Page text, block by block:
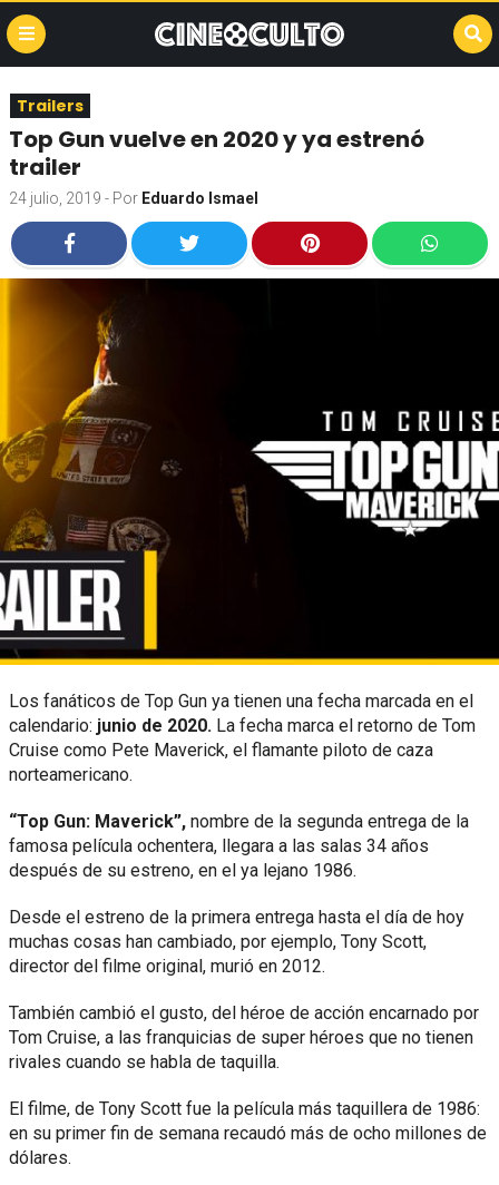
Trailers
Top Gun vuelve en 2020 y ya estrenó
trailer
24 julio, 2019 - Por Eduardo Ismael
Los fanáticos de Top Gun ya tienen una fecha marcada en el
calendario: junio de 2020. La fecha marca el retorno de Tom
Cruise como Pete Maverick, el flamante piloto de caza
norteamericano.
“Top Gun: Maverick”, nombre de la segunda entrega de la
famosa película ochentera, llegara a las salas 34 años
después de su estreno, en el ya lejano 1986.
Desde el estreno de la primera entrega hasta el día de hoy
muchas cosas han cambiado, por ejemplo, Tony Scott,
director del filme original, murió en 2012.
También cambió el gusto, del héroe de acción encarnado por
Tom Cruise, a las franquicias de super héroes que no tienen
rivales cuando se habla de taquilla.
El filme, de Tony Scott fue la película más taquillera de 1986:
en su primer fin de semana recaudó más de ocho millones de
dólares.